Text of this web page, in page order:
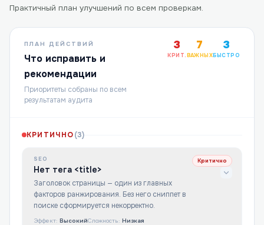
Практичный план улучшений по всем проверкам.
ПЛАН ДЕЙСТВИЙ
Что исправить и
рекомендации
Приоритеты собраны по всем
результатам аудита
3
КРИТ.
7
ВАЖНЫХ
3
БЫСТРО
КРИТИЧНО(3)
SEO
Нет тега <title>
Заголовок страницы — один из главных
факторов ранжирования. Без него сниппет в
поиске сформируется некорректно.
Критично
Эффект: ВысокийСложность: Низкая